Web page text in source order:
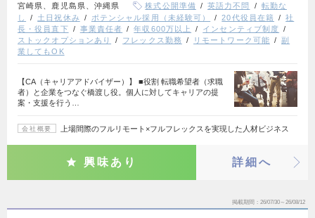
宮崎県、鹿児島県、沖縄県
株式公開準備 英語力不問
転勤な
し
土日祝休み ポテンシャル採用（未経験可） 20代役員在籍
社
長・役員直下
事業責任者 年収600万以上
インセンティブ制度
ストックオプションあり
フレックス勤務 リモートワーク可能
副
業してもOK
【CA（キャリアアドバイザー）】 ■役割 転職希望者（求職
者）と企業をつなぐ橋渡し役。個人に対してキャリアの提
案・支援を行う…
会社概要 上場間際のフルリモート×フルフレックスを実現した人材ビジネス
興味あり 詳細へ
掲載期間 26/07/30～26/08/12